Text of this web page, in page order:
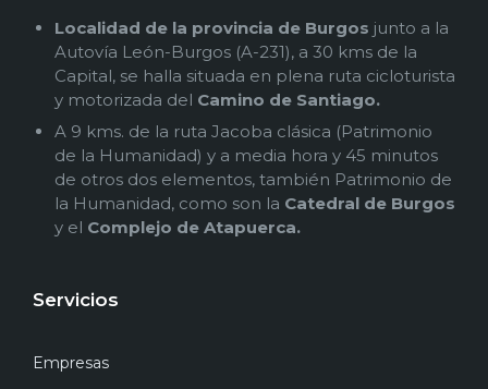
Localidad de la provincia de Burgos junto a la
Autovía León-Burgos (A-231), a 30 kms de la
Capital, se halla situada en plena ruta cicloturista
y motorizada del Camino de Santiago.
A 9 kms. de la ruta Jacoba clásica (Patrimonio
de la Humanidad) y a media hora y 45 minutos
de otros dos elementos, también Patrimonio de
la Humanidad, como son la Catedral de Burgos
y el Complejo de Atapuerca.
Servicios
Empresas